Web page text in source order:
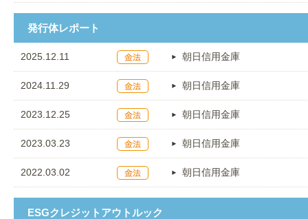
発行体レポート
2025.12.11 朝日信用金庫
2024.11.29 朝日信用金庫
2023.12.25 朝日信用金庫
2023.03.23 朝日信用金庫
2022.03.02 朝日信用金庫
ESGクレジットアウトルック